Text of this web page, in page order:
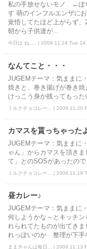
私の手放せないモノ ←ぽ
す 萌のインフルエンザに
覚悟してたほど上がらず、
朝から子供達が...
今日は ね..... | 2009.11.24 Tue
なんてこと・・・
JUGEMテーマ：気ままに
焼きと、巻き揚げが巻き焼
けっこう身が残ってもった
ミルクチョコレー... | 2009.11.20
カマスを貰っちゃった
JUGEMテーマ：気ままに
ゃん」からカマスを頂き
て」とのSOSがあったの
ミルクチョコレー... | 2009.11.19
昼カレー♪
JUGEMテーマ：気ままに
何しようかな～とキッチ
れられてたものが出てき
れっぽいのか 整理が下手
ままきゃんは毎日... | 2009.11.13